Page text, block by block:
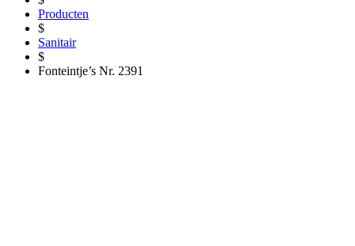
Producten
$
Sanitair
$
Fonteintje’s Nr. 2391